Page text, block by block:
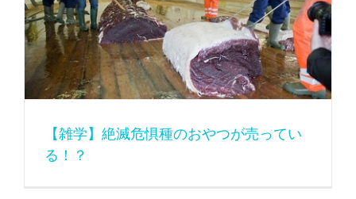
【雑学】絶滅危惧種のおやつが売ってい
る！？